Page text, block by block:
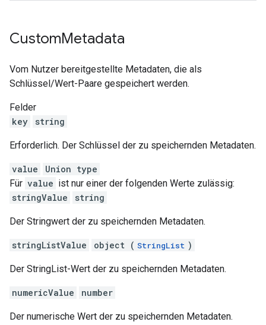
CustomMetadata
Vom Nutzer bereitgestellte Metadaten, die als
Schlüssel/Wert-Paare gespeichert werden.
Felder
key
string
Erforderlich. Der Schlüssel der zu speichernden Metadaten.
value
Union type
Für value ist nur einer der folgenden Werte zulässig:
stringValue
string
Der Stringwert der zu speichernden Metadaten.
stringListValue object ( StringList )
Der StringList-Wert der zu speichernden Metadaten.
numericValue number
Der numerische Wert der zu speichernden Metadaten.